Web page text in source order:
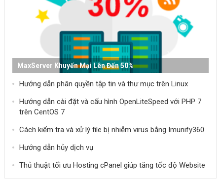
MaxServer Khuyến Mại Lên Đến 50%
Hướng dẫn phân quyền tập tin và thư mục trên Linux
Hướng dẫn cài đặt và cấu hình OpenLiteSpeed ​​với PHP 7
trên CentOS 7
Cách kiểm tra và xử lý file bị nhiễm virus bằng Imunify360
Hướng dẫn hủy dịch vụ
Thủ thuật tối ưu Hosting cPanel giúp tăng tốc độ Website